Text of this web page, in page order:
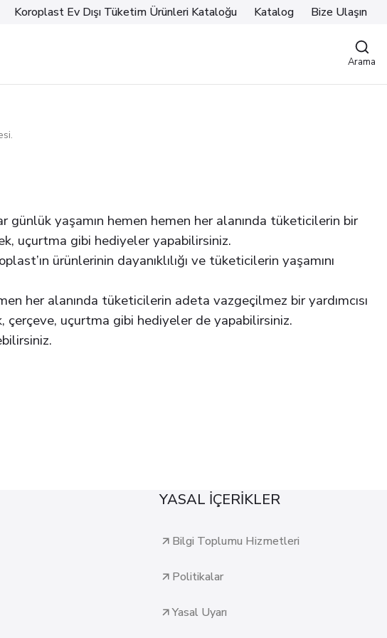
Koroplast Ev Dışı Tüketim Ürünleri Kataloğu Katalog Bize Ulaşın
Arama
günlük yaşamın hemen hemen her alanında tüketicilerin bir
uçurtma gibi hediyeler yapabilirsiniz.
ürünlerinin dayanıklılığı ve tüketicilerin yaşamını
her alanında tüketicilerin adeta vazgeçilmez bir yardımcısı
çerçeve, uçurtma gibi hediyeler de yapabilirsiniz.
YASAL İÇERİKLER
Bilgi Toplumu Hizmetleri
Politikalar
Yasal Uyarı